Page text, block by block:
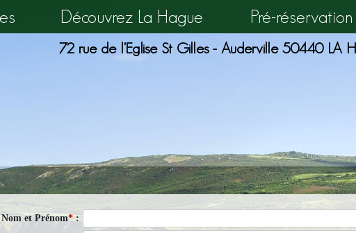
Découvrez La Hague Pré-réservation
72 rue de l'Eglise St Gilles - Auderville 50440 LA
Nom et Prénom*: